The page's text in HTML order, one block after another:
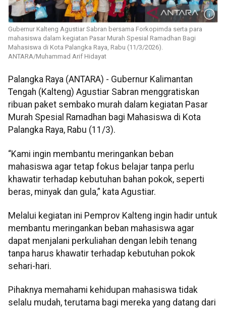
Gubernur Kalteng Agustiar Sabran bersama Forkopimda serta para
mahasiswa dalam kegiatan Pasar Murah Spesial Ramadhan Bagi
Mahasiswa di Kota Palangka Raya, Rabu (11/3/2026).
ANTARA/Muhammad Arif Hidayat
Palangka Raya (ANTARA) - Gubernur Kalimantan
Tengah (Kalteng) Agustiar Sabran menggratiskan
ribuan paket sembako murah dalam kegiatan Pasar
Murah Spesial Ramadhan bagi Mahasiswa di Kota
Palangka Raya, Rabu (11/3).
“Kami ingin membantu meringankan beban
mahasiswa agar tetap fokus belajar tanpa perlu
khawatir terhadap kebutuhan bahan pokok, seperti
beras, minyak dan gula,” kata Agustiar.
Melalui kegiatan ini Pemprov Kalteng ingin hadir untuk
membantu meringankan beban mahasiswa agar
dapat menjalani perkuliahan dengan lebih tenang
tanpa harus khawatir terhadap kebutuhan pokok
sehari-hari.
Pihaknya memahami kehidupan mahasiswa tidak
selalu mudah, terutama bagi mereka yang datang dari